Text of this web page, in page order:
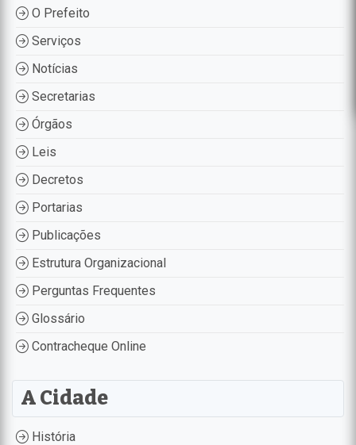
O Prefeito
Serviços
Notícias
Secretarias
Órgãos
Leis
Decretos
Portarias
Publicações
Estrutura Organizacional
Perguntas Frequentes
Glossário
Contracheque Online
A Cidade
História